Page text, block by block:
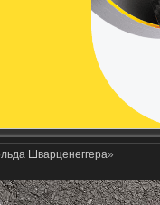
Шварценеггера»